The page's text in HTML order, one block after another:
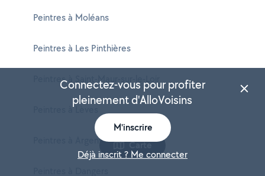
Peintres à Moléans
Peintres à Les Pinthières
Peintres à Saint-Maur-sur-le-Loir
Peintres à Lèves
Peintres à Argenvilliers Carte
Connectez-vous pour profiter
pleinement d'AlloVoisins
M'inscrire
Déjà inscrit ? Me connecter